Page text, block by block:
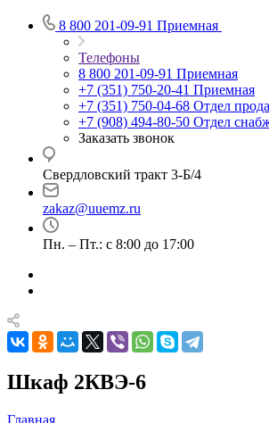
8 800 201-09-91 Приемная
Телефоны
8 800 201-09-91 Приемная
+7 (351) 750-20-41 Приемная
+7 (351) 750-04-68 Отдел
+7 (908) 494-80-50 Отдел
Заказать звонок
Свердловский тракт 3-Б/4
zakaz@uuemz.ru
Пн. – Пт.: с 8:00 до 17:00
Шкаф 2КВЭ-6
Главная